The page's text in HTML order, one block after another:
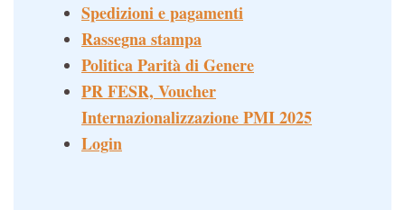
Spedizioni e pagamenti
Rassegna stampa
Politica Parità di Genere
PR FESR, Voucher
Internazionalizzazione PMI 2025
Login